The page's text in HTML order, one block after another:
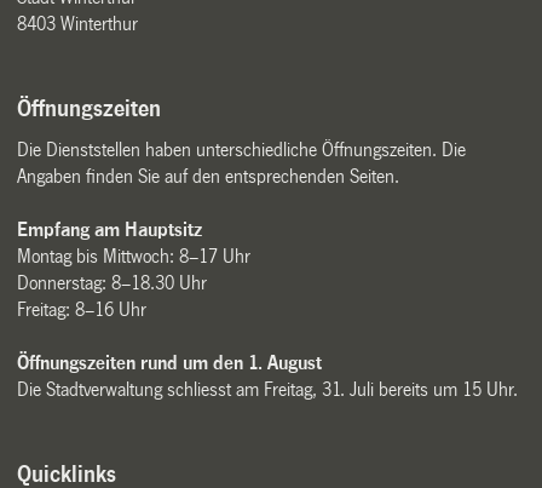
8403 Winterthur
Öffnungszeiten
Die Dienststellen haben unterschiedliche Öffnungszeiten. Die
Angaben finden Sie auf den entsprechenden Seiten.
Empfang am Hauptsitz
Montag bis Mittwoch: 8–17 Uhr
Donnerstag: 8–18.30 Uhr
Freitag: 8–16 Uhr
Öffnungszeiten rund um den 1. August
Die Stadtverwaltung schliesst am Freitag, 31. Juli bereits um 15 Uhr.
Quicklinks